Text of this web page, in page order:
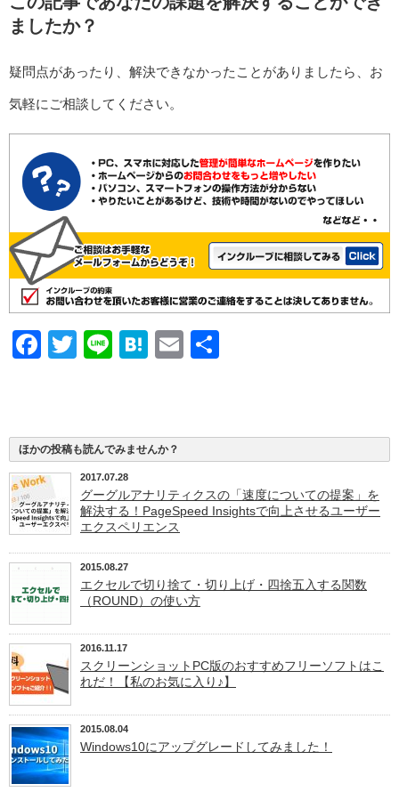
ましたか？
疑問点があったり、解決できなかったことがありましたら、お
気軽にご相談してください。
Facebook
Twitter
LineHatena
Email
ほかの投稿も読んでみませんか？
2017.07.28
グーグルアナリティクスの「速度についての提案」を
解決する！PageSpeed Insightsで向上させるユーザー
エクスペリエンス
2015.08.27
エクセルで切り捨て・切り上げ・四捨五入する関数
（ROUND）の使い方
2016.11.17
スクリーンショットPC版のおすすめフリーソフトはこ
れだ！【私のお気に入り♪】
2015.08.04
Windows10にアップグレードしてみました！